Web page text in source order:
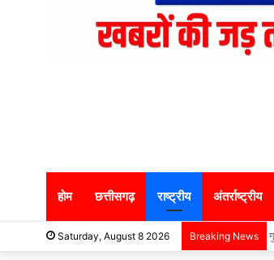
होम छत्तीसगढ़ राष्ट्रीय अंतर्राष्ट्रीय
Saturday, August 8 2026 Breaking News